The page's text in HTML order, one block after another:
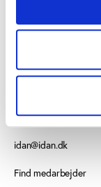
Vester Allé 8B, 3.
+45 3266 1030
idan@idan.dk
Find medarbejder